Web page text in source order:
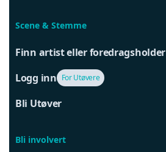
Scene & Stemme
Finn artist eller foredragsholder
Logg inn For Utøvere
Bli Utøver
Bli involvert